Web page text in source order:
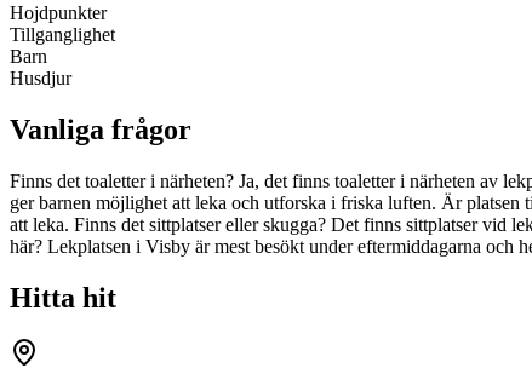
Hojdpunkter
Tillganglighet
Barn
Husdjur
Vanliga frågor
Finns det toaletter i närheten? Ja, det finns toaletter i närheten av
ger barnen möjlighet att leka och utforska i friska luften. Är
att leka. Finns det sittplatser eller skugga? Det finns sittplatser vid
här? Lekplatsen i Visby är mest besökt under eftermiddagarna och
Hitta hit